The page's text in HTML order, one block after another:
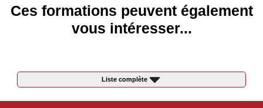
Ces formations peuvent également
vous intéresser...
Liste complète